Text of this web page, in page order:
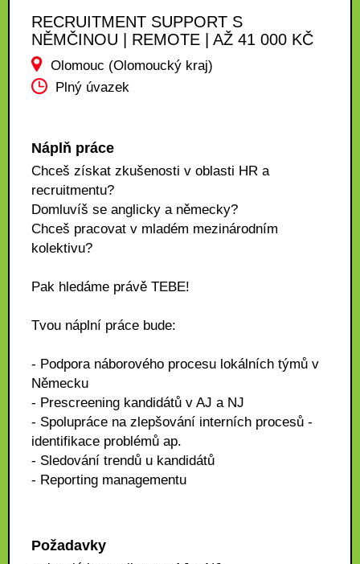
RECRUITMENT SUPPORT S
NĚMČINOU | REMOTE | AŽ 41 000 KČ
Olomouc (Olomoucký kraj)
Plný úvazek
Náplň práce
Chceš získat zkušenosti v oblasti HR a
recruitmentu?
Domluvíš se anglicky a německy?
Chceš pracovat v mladém mezinárodním
kolektivu?
Pak hledáme právě TEBE!
Tvou náplní práce bude:
- Podpora náborového procesu lokálních týmů v
Německu
- Prescreening kandidátů v AJ a NJ
- Spolupráce na zlepšování interních procesů -
identifikace problémů ap.
- Sledování trendů u kandidátů
- Reporting managementu
Požadavky